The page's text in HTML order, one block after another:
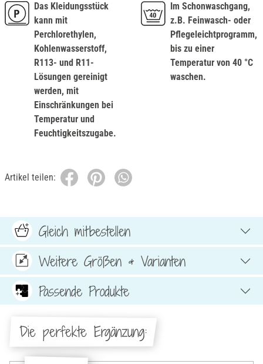
Das Kleidungsstück
kann mit
Perchlorethylen,
Kohlenwasserstoff,
R113- und R11-
Lösungen gereinigt
werden, mit
Einschränkungen bei
Temperatur und
Feuchtigkeitszugabe.
Im Schonwaschgang,
z.B. Feinwasch- oder
Pflegeleichtprogramm,
bis zu einer
Temperatur von 40 °C
waschen.
Artikel teilen:
Gleich mitbestellen
Weitere Größen & Varianten
Passende Produkte
Die perfekte Ergänzung: